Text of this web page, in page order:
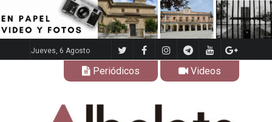
Jueves, 6 Agosto
Periódicos Videos